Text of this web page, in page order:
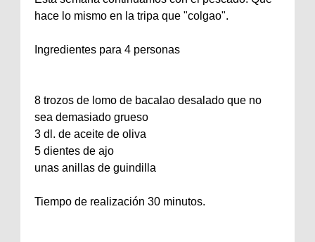
hace lo mismo en la tripa que "colgao".
Ingredientes para 4 personas
8 trozos de lomo de bacalao desalado que no
sea demasiado grueso
3 dl. de aceite de oliva
5 dientes de ajo
unas anillas de guindilla
Tiempo de realización 30 minutos.